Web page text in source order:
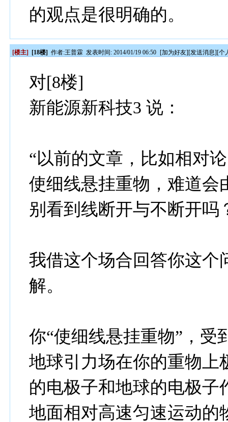
的观点是很明确的。
[楼主] [18楼] 作者:王普霖 发表时间: 2014/01/19 06:50 [加为好友][发送消息][个
对[8楼]
新能源新科技3 说：
“以前的文章，比如相对
使细线悬挂重物，难道会
别看到线断开与不断开吗
我借这个场合回答你这个
解。
你“使细线悬挂重物”，受
地球引力场在你的重物上
的电极子和地球的电极子
地面相对高速匀速运动的